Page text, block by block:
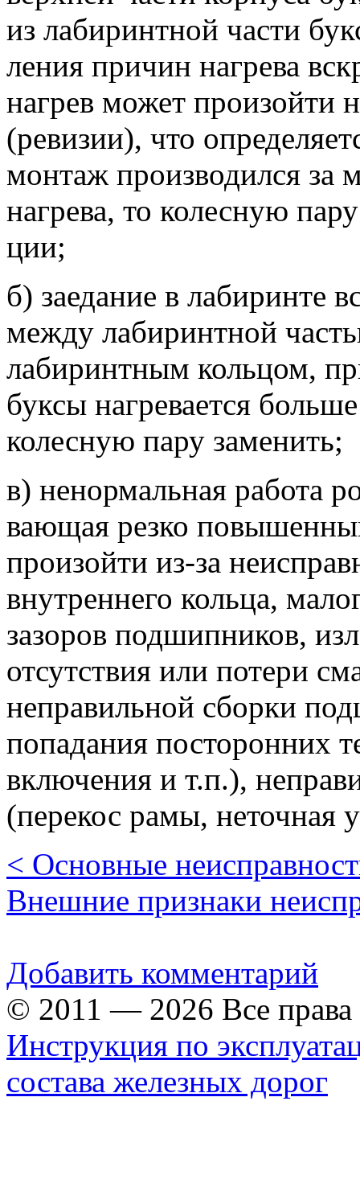
из лабиринтной части
ления причин нагрева
нагрев может произойти
(ревизии), что
монтаж производился за
нагрева, то колесную
ции;
б) заедание в лабиринте
между лабиринтной
лабиринтным кольцом,
буксы на­гревается
колесную па­ру заменить;
в) ненормальная работа
вающая резко
про­изойти из-за
вну­треннего кольца,
зазоров подшипников,
отсутствия или потери
неправильной сборки
попадания посторонних
включения и т.п.),
(перекос рамы, неточная
< Основные
Внешние признаки
Добавить комментарий
© 2011 — 2026 Все
Инструкция по
состава железных дорог